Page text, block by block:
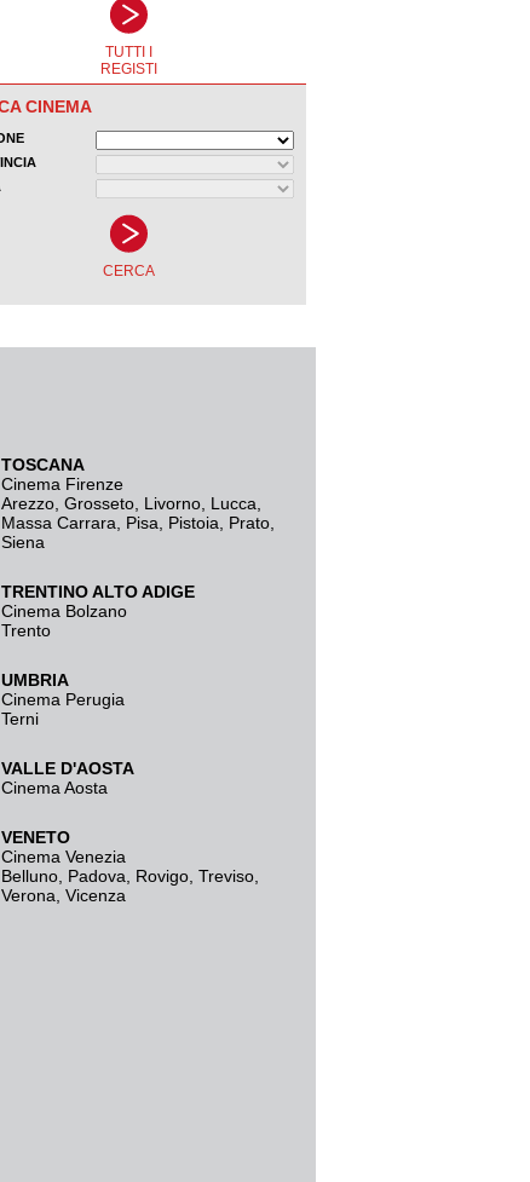
TOSCANA
Cinema Firenze
Arezzo Grosseto Livorno Lucca
Massa Carrara
Pisa Pistoia Prato
Siena
TRENTINO ALTO ADIGE
Cinema Bolzano
Trento
UMBRIA
Cinema Perugia
Terni
VALLE D'AOSTA
Cinema Aosta
VENETO
Cinema Venezia
Belluno Padova Rovigo Treviso
Verona Vicenza